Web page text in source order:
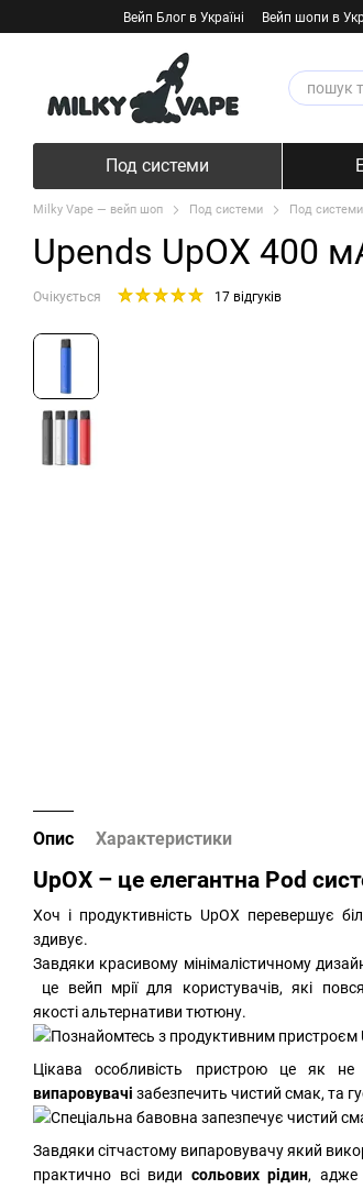
Перейти к основному контенту
Вейп Блог в Україні Вейп шопи в
Под системи
Milky Vape — вейп шоп Под системи Под системи
Upends UpOX 400
Очікується 17 відгуків
Опис Характеристики
UpOX – це елегантна Pod
Хоч і продуктивність UpOX перевершує
здивує.
Завдяки красивому мінімалістичному
це вейп мрії для користувачів, які
якості альтернативи тютюну.
Цікава особливість пристрою це як
випаровувачі забезпечить чистий смак, та
Завдяки сітчастому випаровувачу який
практично всі види сольових рідин, адже